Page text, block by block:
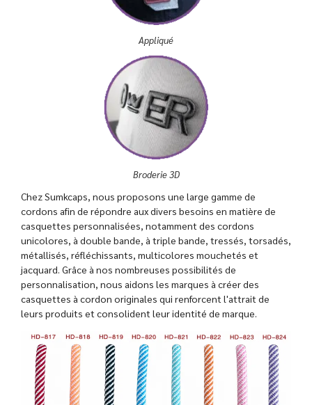
Appliqué
Broderie 3D
Chez Sumkcaps, nous proposons une large gamme de
cordons afin de répondre aux divers besoins en matière de
casquettes personnalisées, notamment des cordons
unicolores, à double bande, à triple bande, tressés, torsadés,
métallisés, réfléchissants, multicolores mouchetés et
jacquard. Grâce à nos nombreuses possibilités de
personnalisation, nous aidons les marques à créer des
casquettes à cordon originales qui renforcent l'attrait de
leurs produits et consolident leur identité de marque.